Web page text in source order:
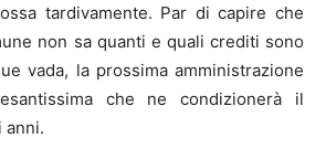
tardivamente. Par di capire che
non sa quanti e quali crediti sono
vada, la prossima amministrazione
che ne condizionerà il
anni.